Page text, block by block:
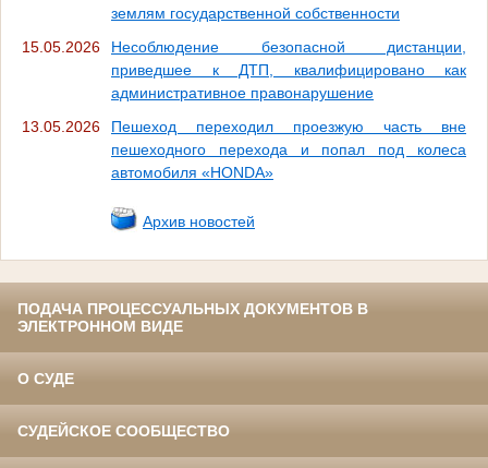
землям государственной собственности
15.05.2026
Несоблюдение безопасной дистанции,
приведшее к ДТП, квалифицировано как
административное правонарушение
13.05.2026
Пешеход переходил проезжую часть вне
пешеходного перехода и попал под колеса
автомобиля «HONDA»
Архив новостей
ПОДАЧА ПРОЦЕССУАЛЬНЫХ ДОКУМЕНТОВ В
ЭЛЕКТРОННОМ ВИДЕ
О СУДЕ
СУДЕЙСКОЕ СООБЩЕСТВО